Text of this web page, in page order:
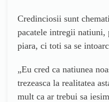
Credinciosii sunt
pacatele intregii natiuni,
piara, ci toti sa se
„Eu cred ca natiunea
trezeasca la realitatea
mult ca ar trebui sa